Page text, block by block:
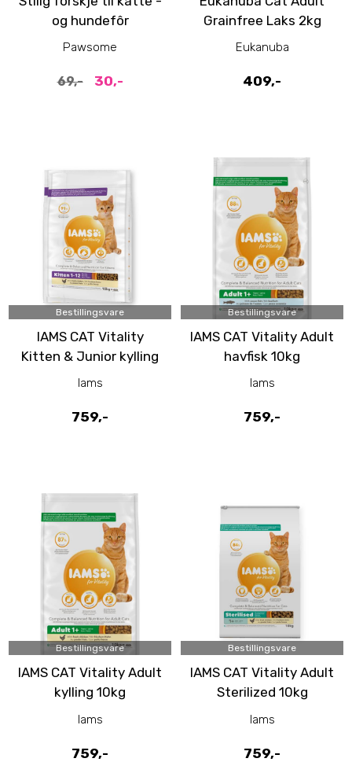
og hundefôr
Pawsome
69,- 30,-
Grainfree Laks 2kg
Eukanuba
409,-
Bestillingsvare
IAMS CAT Vitality
Kitten & Junior kylling
10kg
Iams
759,-
Bestillingsvare
IAMS CAT Vitality Adult
havfisk 10kg
Iams
759,-
Bestillingsvare
IAMS CAT Vitality Adult
kylling 10kg
Iams
759,-
Bestillingsvare
IAMS CAT Vitality Adult
Sterilized 10kg
Iams
759,-